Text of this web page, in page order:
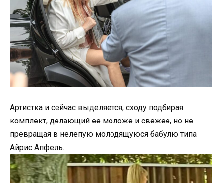
Артистка и сейчас выделяется, сходу подбирая
комплект, делающий ее моложе и свежее, но не
превращая в нелепую молодящуюся бабулю типа
Айрис Апфель.